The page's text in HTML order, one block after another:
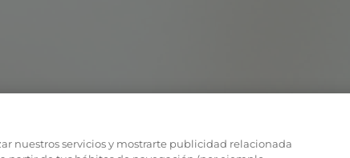
nuestros servicios y mostrarte publicidad relacionada